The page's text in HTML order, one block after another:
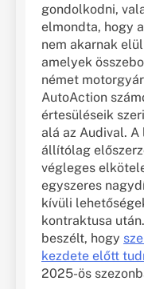
gondolkodni,
elmondta, hogy
nem akarnak
amelyek
német
AutoAction
értesüléseik
alá az Audival.
állítólag
végleges
egyszeres
kívüli
kontraktusa
beszélt, hogy
kezdete előtt
2025-ös